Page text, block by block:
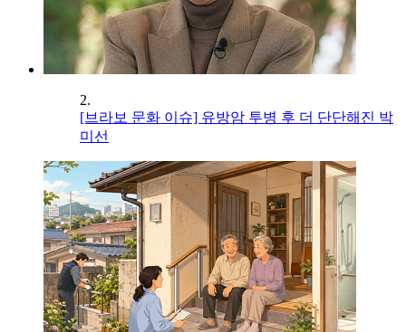
2.
[브라보 문화 이슈] 유방암 투병 후 더 단단해진 박
미선